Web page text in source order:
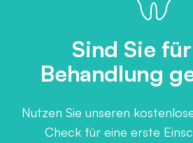
Sind Sie
Behandlung
Nutzen Sie unseren
Check für eine erste